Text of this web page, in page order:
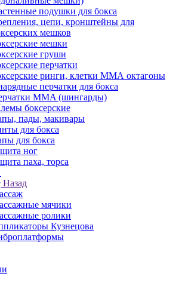
подушки для бокса
цепи, кронштейны для
мешков
мешки
груши
перчатки
ринги, клетки ММА октагоны
перчатки для бокса
MMA (шингарды)
боксерские
пады, макивары
для бокса
для бокса
ног
паха, торса
Назад
мячики
ролики
Кузнецова